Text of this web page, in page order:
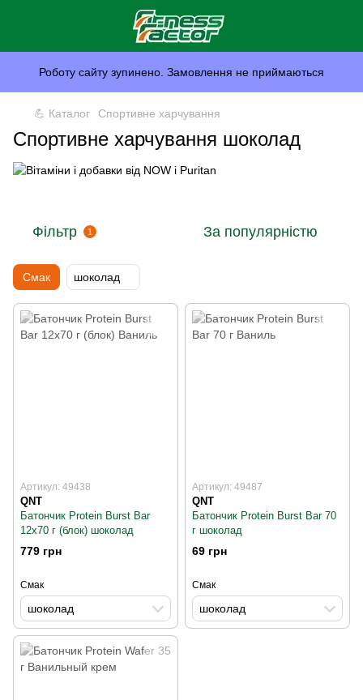
Роботу сайту зупинено. Замовлення не приймаються
💪 Каталог Спортивне харчування
Спортивне харчування шоколад
Фільтр 1 За популярністю
Смак шоколад
Артикул: 49438
QNT
Батончик Protein Burst Bar
12x70 г (блок) шоколад
779 грн
Смак
шоколад
Артикул: 49487
QNT
Батончик Protein Burst Bar 70
г шоколад
69 грн
Смак
шоколад